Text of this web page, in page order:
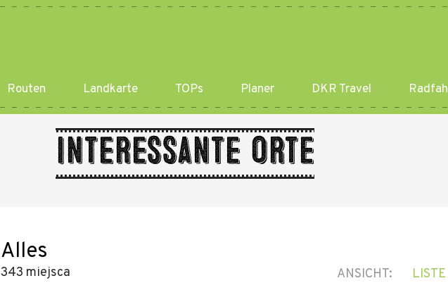
Routen Landkarte TOPs Planer DKR Travel
Interessante Orte
Alles
343 miejsca ANSICHT: LISTE